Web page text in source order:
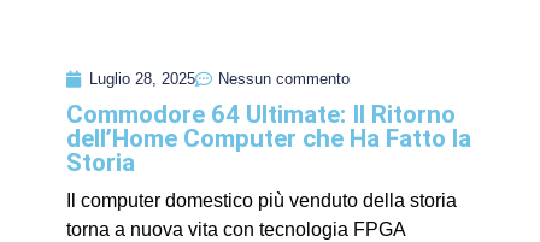
Luglio 28, 2025 Nessun commento
Commodore 64 Ultimate: Il Ritorno
dell’Home Computer che Ha Fatto la
Storia
Il computer domestico più venduto della storia
torna a nuova vita con tecnologia FPGA